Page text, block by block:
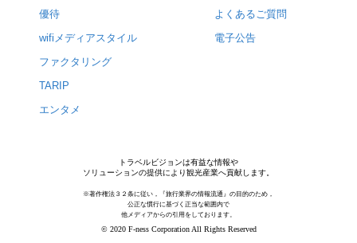
優待
wifiメディアスタイル
ファクタリング
TARIP
エンタメ
よくあるご質問
電子公告
トラベルビジョンは有益な情報や
ソリューションの提供により観光産業へ貢献します。
※著作権法３２条に従い，『旅行業界の情報流通』の目的のため，
公正な慣行に基づく正当な範囲内で
他メディアからの引用をしております。
© 2020 F-ness Corporation All Rights Reserved